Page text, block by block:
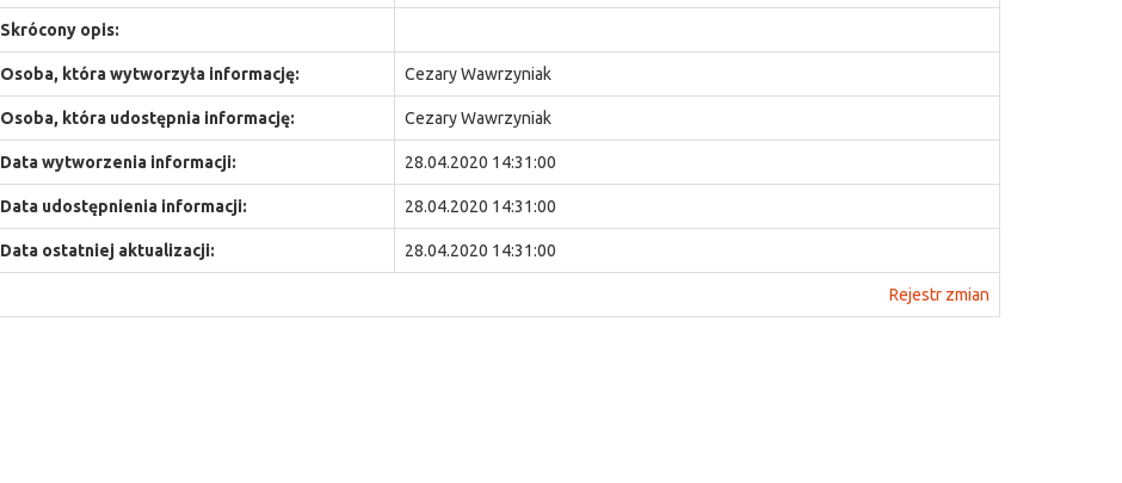
Skrócony opis:
Osoba, która wytworzyła informację: Cezary Wawrzyniak
Osoba, która udostępnia informację: Cezary Wawrzyniak
Data wytworzenia informacji: 28.04.2020 14:31:00
Data udostępnienia informacji: 28.04.2020 14:31:00
Data ostatniej aktualizacji: 28.04.2020 14:31:00
Rejestr zmian